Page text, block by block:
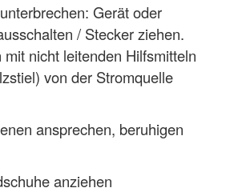
Gerät oder
/ Stecker ziehen.
mit nicht leitenden Hilfsmitteln
von der Stromquelle
ansprechen, beruhigen
anziehen